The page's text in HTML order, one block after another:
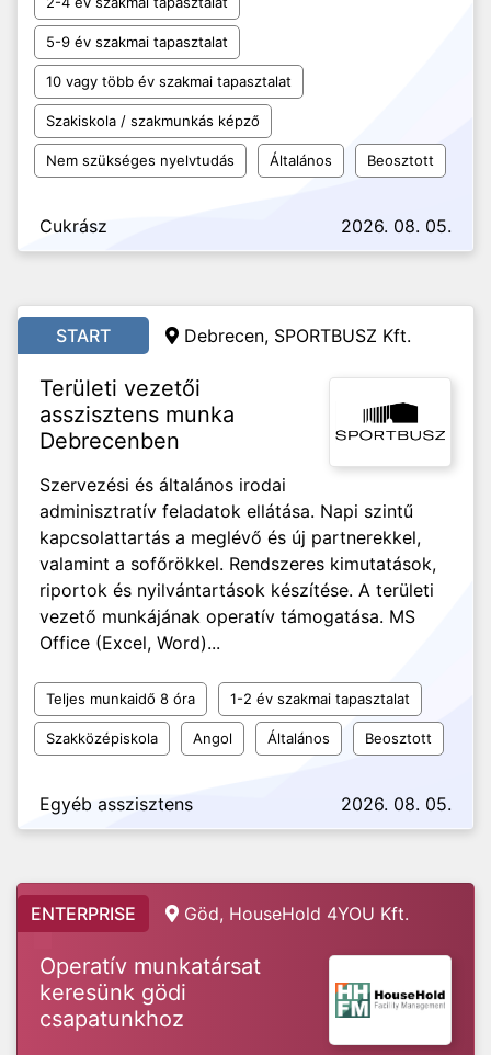
5-9 év szakmai tapasztalat
10 vagy több év szakmai tapasztalat
Szakiskola / szakmunkás képző
Nem szükséges nyelvtudás Általános Beosztott
Cukrász 2026. 08. 05.
START Debrecen, SPORTBUSZ Kft.
Területi vezetői
asszisztens munka
Debrecenben
Szervezési és általános irodai
adminisztratív feladatok ellátása. Napi szintű
kapcsolattartás a meglévő és új partnerekkel,
valamint a sofőrökkel. Rendszeres kimutatások,
riportok és nyilvántartások készítése. A területi
vezető munkájának operatív támogatása. MS
Office (Excel, Word)...
Teljes munkaidő 8 óra 1-2 év szakmai tapasztalat
Szakközépiskola Angol Általános Beosztott
Egyéb asszisztens 2026. 08. 05.
ENTERPRISE Göd, HouseHold 4YOU Kft.
Operatív munkatársat
keresünk gödi
csapatunkhoz